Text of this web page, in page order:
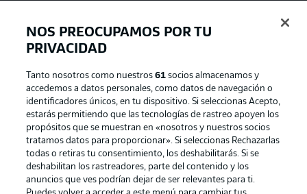
Publicidad Aviso legal
Gestionar las preferencias Declaracion de privacidad
Canales Trabajos
NOS PREOCUPAMOS POR TU
PRIVACIDAD
Tanto nosotros como nuestros61 socios almacenamos y
accedemos a datos personales, como datos de navegación o
identificadores únicos, en tu dispositivo. Si seleccionas Acepto,
estarás permitiendo que las tecnologías de rastreo apoyen los
propósitos que se muestran en «nosotros y nuestros socios
tratamos datos para proporcionar». Si seleccionas Rechazarlas
todas o retiras tu consentimiento, los deshabilitarás. Si se
deshabilitan los rastreadores, parte del contenido y los
anuncios que ves podrían dejar de ser relevantes para ti.